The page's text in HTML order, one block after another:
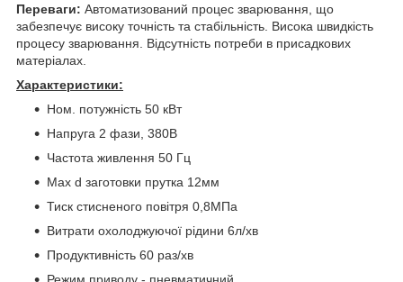
Переваги: Автоматизований процес зварювання, що
забезпечує високу точність та стабільність. Висока швидкість
процесу зварювання. Відсутність потреби в присадкових
матеріалах.
Характеристики:
Ном. потужність 50 кВт
Напруга 2 фази, 380В
Частота живлення 50 Гц
Мах d заготовки прутка 12мм
Тиск стисненого повітря 0,8МПа
Витрати охолоджуючої рідини 6л/хв
Продуктивність 60 раз/хв
Режим приводу - пневматичний